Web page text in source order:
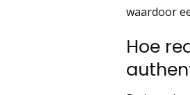
waardoor
Hoe